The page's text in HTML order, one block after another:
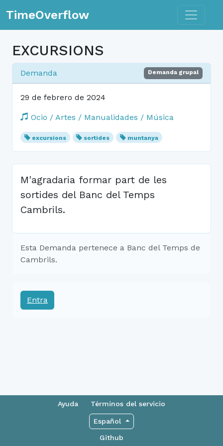
TimeOverflow Toggle
EXCURSIONS
Demanda Demanda grupal
29 de febrero de 2024
Ocio / Artes / Manualidades / Música
excursions sortides muntanya
M'agradaria formar part de les
sortides del Banc del Temps
Cambrils.
Esta Demanda pertenece a Banc del Temps de
Cambrils.
Entra
Ayuda Términos del servicio
Español
Github